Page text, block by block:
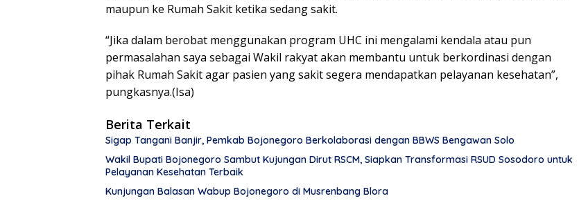
maupun ke Rumah Sakit ketika sedang sakit.
“Jika dalam berobat menggunakan program UHC ini mengalami kendala atau pun
permasalahan saya sebagai Wakil rakyat akan membantu untuk berkordinasi dengan
pihak Rumah Sakit agar pasien yang sakit segera mendapatkan pelayanan kesehatan”,
pungkasnya.(Isa)
Berita Terkait
Sigap Tangani Banjir, Pemkab Bojonegoro Berkolaborasi dengan BBWS Bengawan Solo
Wakil Bupati Bojonegoro Sambut Kujungan Dirut RSCM, Siapkan Transformasi RSUD Sosodoro untuk
Pelayanan Kesehatan Terbaik
Kunjungan Balasan Wabup Bojonegoro di Musrenbang Blora